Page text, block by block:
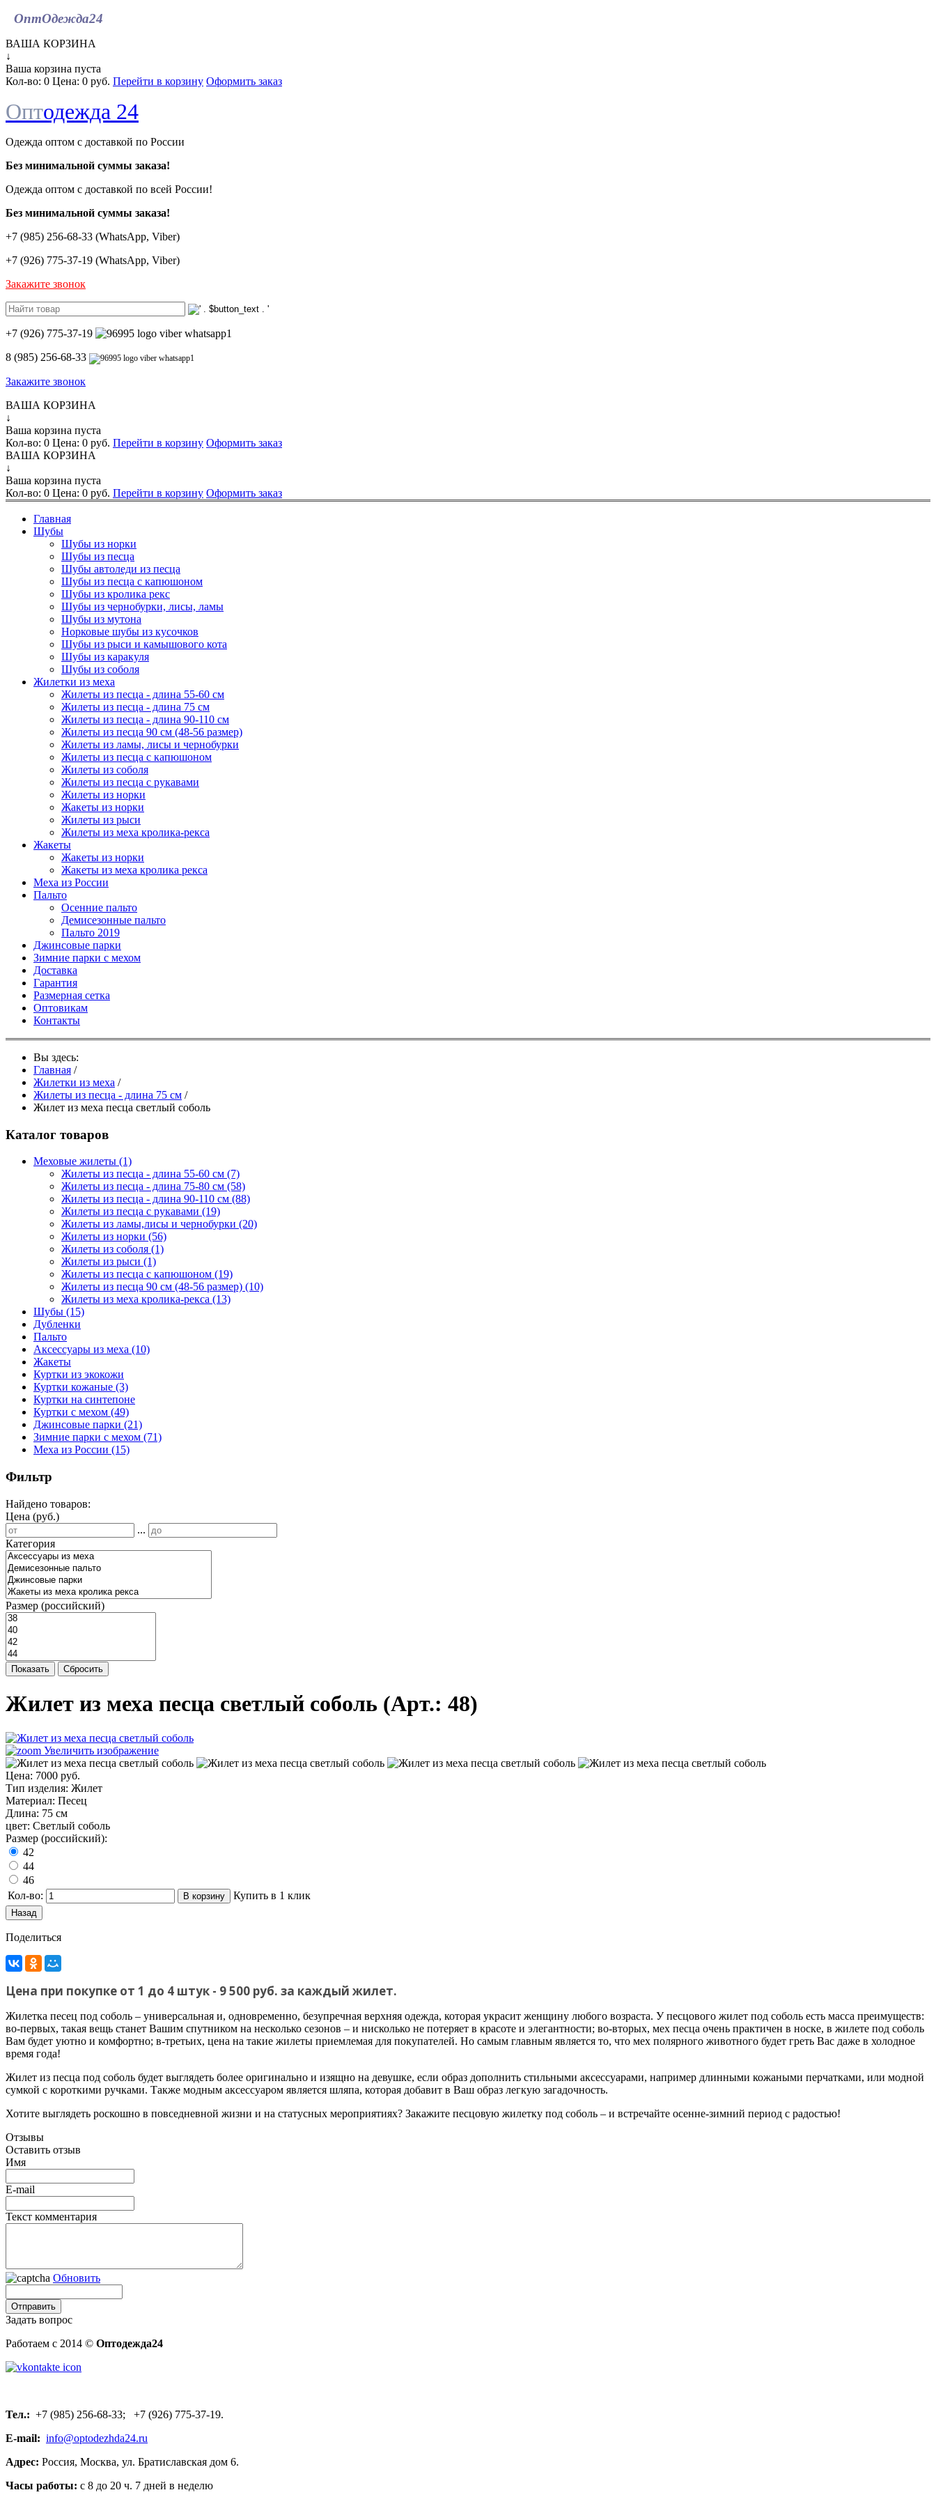
ОптОдежда24
ВАША КОРЗИНА
↓
Ваша корзина пуста
Кол-во: 0 Цена: 0 руб. Перейти в корзину Оформить заказ
Оптодежда 24
Одежда оптом с доставкой по России
Без минимальной суммы заказа!
Одежда оптом c доставкой по всей России!
Без минимальной суммы заказа!
+7 (985) 256-68-33 (WhatsApp, Viber)
+7 (926) 775-37-19 (WhatsApp, Viber)
Закажите звонок
+7 (926) 775-37-19
8 (985) 256-68-33
Закажите звонок
ВАША КОРЗИНА
↓
Ваша корзина пуста
Кол-во: 0 Цена: 0 руб. Перейти в корзину Оформить заказ
ВАША КОРЗИНА
↓
Ваша корзина пуста
Кол-во: 0 Цена: 0 руб. Перейти в корзину Оформить заказ
Главная
Шубы
Шубы из норки
Шубы из песца
Шубы автоледи из песца
Шубы из песца с капюшоном
Шубы из кролика рекс
Шубы из чернобурки, лисы, ламы
Шубы из мутона
Норковые шубы из кусочков
Шубы из рыси и камышового кота
Шубы из каракуля
Шубы из соболя
Жилетки из меха
Жилеты из песца - длина 55-60 см
Жилеты из песца - длина 75 см
Жилеты из песца - длина 90-110 см
Жилеты из песца 90 см (48-56 размер)
Жилеты из ламы, лисы и чернобурки
Жилеты из песца с капюшоном
Жилеты из соболя
Жилеты из песца с рукавами
Жилеты из норки
Жакеты из норки
Жилеты из рыси
Жилеты из меха кролика-рекса
Жакеты
Жакеты из норки
Жакеты из меха кролика рекса
Меха из России
Пальто
Осенние пальто
Демисезонные пальто
Пальто 2019
Джинсовые парки
Зимние парки с мехом
Доставка
Гарантия
Размерная сетка
Оптовикам
Контакты
Вы здесь:
Главная /
Жилетки из меха /
Жилеты из песца - длина 75 см /
Жилет из меха песца светлый соболь
Каталог товаров
Меховые жилеты (1)
Жилеты из песца - длина 55-60 см (7)
Жилеты из песца - длина 75-80 см (58)
Жилеты из песца - длина 90-110 см (88)
Жилеты из песца с рукавами (19)
Жилеты из ламы,лисы и чернобурки (20)
Жилеты из норки (56)
Жилеты из соболя (1)
Жилеты из рыси (1)
Жилеты из песца с капюшоном (19)
Жилеты из песца 90 см (48-56 размер) (10)
Жилеты из меха кролика-рекса (13)
Шубы (15)
Дубленки
Пальто
Аксессуары из меха (10)
Жакеты
Куртки из экокожи
Куртки кожаные (3)
Куртки на синтепоне
Куртки с мехом (49)
Джинсовые парки (21)
Зимние парки с мехом (71)
Меха из России (15)
Фильтр
Найдено товаров:
Цена (руб.)
...
Категория
Размер (российский)
Показать Сбросить
Жилет из меха песца светлый соболь (Арт.: 48)
Увеличить изображение
Цена: 7000 руб.
Тип изделия: Жилет
Материал: Песец
Длина: 75 см
цвет: Светлый соболь
Размер (российский):
42
44
46
Кол-во:
Купить в 1 клик
Поделиться
Цена при покупке от 1 до 4 штук - 9 500 руб. за каждый жилет.
Жилетка песец под соболь – универсальная и, одновременно, безупречная верхняя одежда, которая украсит женщину любого возраста. У песцового жилет под соболь есть масса преимуществ:
во-первых, такая вещь станет Вашим спутником на несколько сезонов – и нисколько не потеряет в красоте и элегантности; во-вторых, мех песца очень практичен в носке, в жилете под соболь
Вам будет уютно и комфортно; в-третьих, цена на такие жилеты приемлемая для покупателей. Но самым главным является то, что мех полярного животного будет греть Вас даже в холодное
время года!
Жилет из песца под соболь будет выглядеть более оригинально и изящно на девушке, если образ дополнить стильными аксессуарами, например длинными кожаными перчатками, или модной
сумкой с короткими ручками. Также модным аксессуаром является шляпа, которая добавит в Ваш образ легкую загадочность.
Хотите выглядеть роскошно в повседневной жизни и на статусных мероприятиях? Закажите песцовую жилетку под соболь – и встречайте осенне-зимний период с радостью!
Отзывы
Оставить отзыв
Имя
E-mail
Текст комментария
Обновить
Задать вопрос
Работаем с 2014 © Оптодежда24
Тел.: +7 (985) 256-68-33; +7 (926) 775-37-19.
E-mail: info@optodezhda24.ru
Адрес: Россия, Москва, ул. Братиславская дом 6.
Часы работы: с 8 до 20 ч. 7 дней в неделю